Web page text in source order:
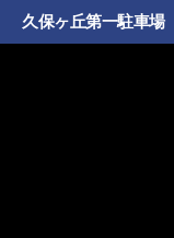
久保ヶ丘第一駐車場